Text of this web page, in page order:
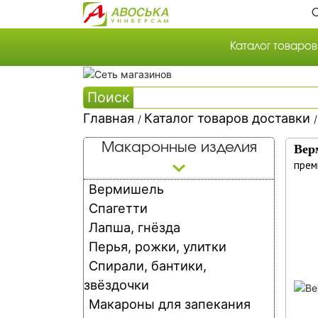
Каталог товаров
Собственная
Собственное
Поиск
Главная / Каталог товаров доставки /
Макаронные изделия
Вермишель
Спагетти
Лапша, гнёзда
Перья, рожки, улитки
Спирали, бантики,
звёздочки
Макароны для запекания